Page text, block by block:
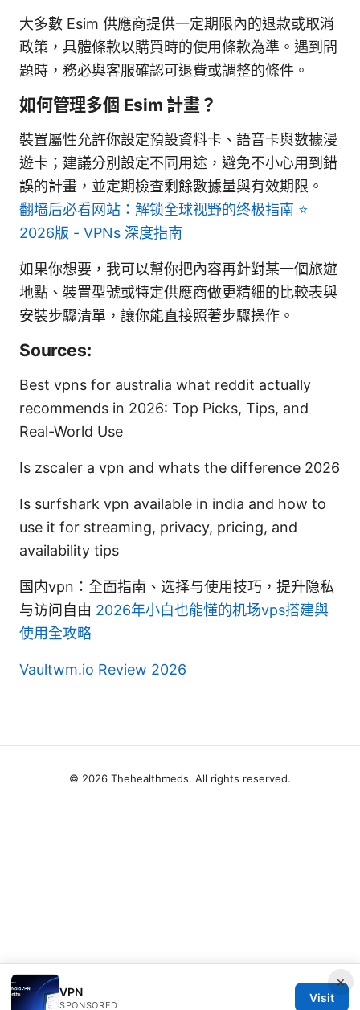
大多數 Esim 供應商提供一定期限內的退款或取消
政策，具體條款以購買時的使用條款為準。遇到問
題時，務必與客服確認可退費或調整的條件。
如何管理多個 Esim 計畫？
裝置屬性允許你設定預設資料卡、語音卡與數據漫
遊卡；建議分別設定不同用途，避免不小心用到錯
誤的計畫，並定期檢查剩餘數據量與有效期限。
翻墙后必看网站：解锁全球视野的终极指南 ⭐
2026版 - VPNs 深度指南
如果你想要，我可以幫你把內容再針對某一個旅遊
地點、裝置型號或特定供應商做更精細的比較表與
安裝步驟清單，讓你能直接照著步驟操作。
Sources:
Best vpns for australia what reddit actually
recommends in 2026: Top Picks, Tips, and
Real-World Use
Is zscaler a vpn and whats the difference 2026
Is surfshark vpn available in india and how to
use it for streaming, privacy, pricing, and
availability tips
国内vpn：全面指南、选择与使用技巧，提升隐私
与访问自由 2026年小白也能懂的机场vps搭建與
使用全攻略
Vaultwm.io Review 2026
×
VPN
SPONSORED
Visit
© 2026 Thehealthmeds. All rights reserved.